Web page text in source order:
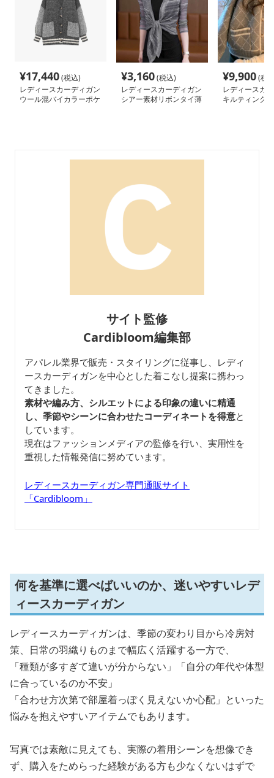
¥17,440(税込)
レディースカーディガン
ウール混バイカラーポケ
¥3,160(税込)
レディースカーディガン
シアー素材リボンタイ薄
¥9,900(税
レディースカ
キルティング
サイト監修
Cardibloom編集部
アパレル業界で販売・スタイリングに従事し、レディ
ースカーディガンを中心とした着こなし提案に携わっ
てきました。
素材や編み方、シルエットによる印象の違いに精通
し、季節やシーンに合わせたコーディネートを得意と
しています。
現在はファッションメディアの監修を行い、実用性を
重視した情報発信に努めています。
レディースカーディガン専門通販サイト
「Cardibloom」
何を基準に選べばいいのか、迷いやすいレデ
ィースカーディガン
レディースカーディガンは、季節の変わり目から冷房対
策、日常の羽織りものまで幅広く活躍する一方で、
「種類が多すぎて違いが分からない」「自分の年代や体型
に合っているのか不安」
「合わせ方次第で部屋着っぽく見えないか心配」といった
悩みを抱えやすいアイテムでもあります。
写真では素敵に見えても、実際の着用シーンを想像でき
ず、購入をためらった経験がある方も少なくないはずで